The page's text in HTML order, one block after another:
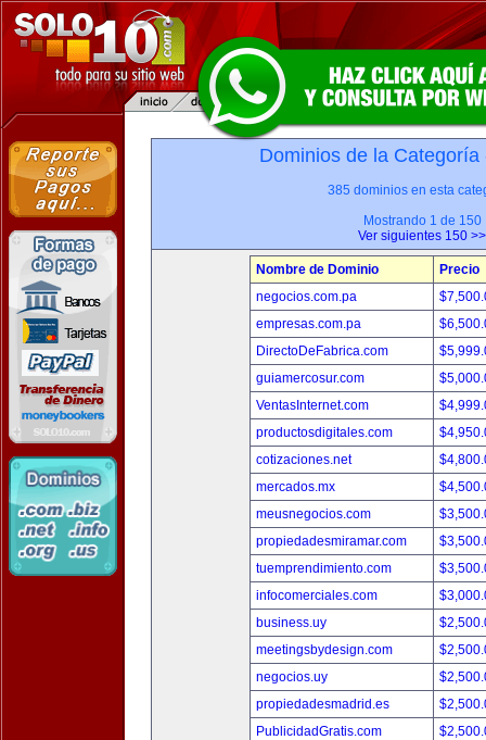
Dominios de la
385 dominios en esta
Mostrando 1 de 150
Ver siguientes 150 >>
Nombre de Dominio
Precio
negocios.com.pa
empresas.com.pa
DirectoDeFabrica.com
guiamercosur.com
VentasInternet.com
productosdigitales.com
cotizaciones.net
mercados.mx
meusnegocios.com
propiedadesmiramar.com
tuemprendimiento.com
infocomerciales.com
business.uy
meetingsbydesign.com
negocios.uy
propiedadesmadrid.es
PublicidadGratis.com